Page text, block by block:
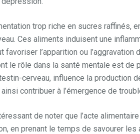
trop riche en sucres
Ces aliments induisent une
favoriser l’apparition ou
le rôle dans la santé mentale est de
cerveau, influence la production
contribuer à l’émergence de
de noter que l’acte
en prenant le temps de savourer